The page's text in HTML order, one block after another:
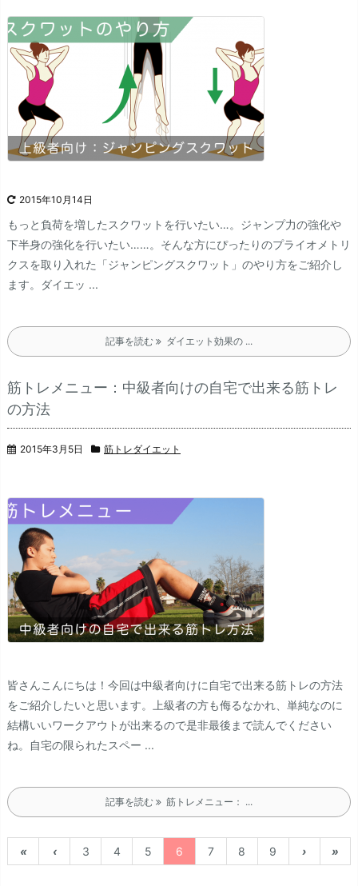
2015年10月14日
もっと負荷を増したスクワットを行いたい…。 ジャンプ力の強化や
下半身の強化を行いたい……。 そんな方にぴったりのプライオメトリ
クスを取り入れた「ジャンピングスクワット」のやり方をご紹介し
ます。
ダイエッ ...
記事を読む ダイエット効果の ...
筋トレメニュー：中級者向けの自宅で出来る筋トレ
の方法
2015年3月5日 筋トレダイエット
皆さんこんにちは！ 今回は中級者向けに自宅で出来る筋トレの方法
をご紹介したいと思います。
上級者の方も侮るなかれ、単純なのに
結構いいワークアウトが出来るので是非最後まで読んでください
ね。
自宅の限られたスペー ...
記事を読む 筋トレメニュー： ...
« ‹ 3 4 5 6 7 8 9 › »